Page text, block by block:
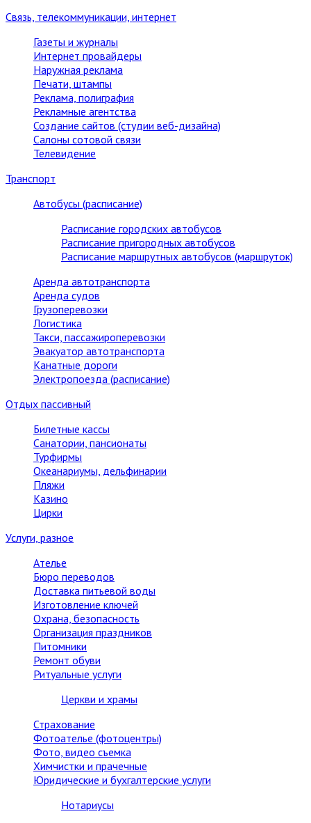
Связь, телекоммуникации, интернет
Газеты и журналы
Интернет провайдеры
Наружная реклама
Печати, штампы
Реклама, полиграфия
Рекламные агентства
Создание сайтов (студии веб-дизайна)
Салоны сотовой связи
Телевидение
Транспорт
Автобусы (расписание)
Расписание городских автобусов
Расписание пригородных автобусов
Расписание маршрутных автобусов (маршруток)
Аренда автотранспорта
Аренда судов
Грузоперевозки
Логистика
Такси, пассажироперевозки
Эвакуатор автотранспорта
Канатные дороги
Электропоезда (расписание)
Отдых пассивный
Билетные кассы
Санатории, пансионаты
Турфирмы
Океанариумы, дельфинарии
Пляжи
Казино
Цирки
Услуги, разное
Ателье
Бюро переводов
Доставка питьевой воды
Изготовление ключей
Охрана, безопасность
Организация праздников
Питомники
Ремонт обуви
Ритуальные услуги
Церкви и храмы
Страхование
Фотоателье (фотоцентры)
Фото, видео съемка
Химчистки и прачечные
Юридические и бухгалтерские услуги
Нотариусы